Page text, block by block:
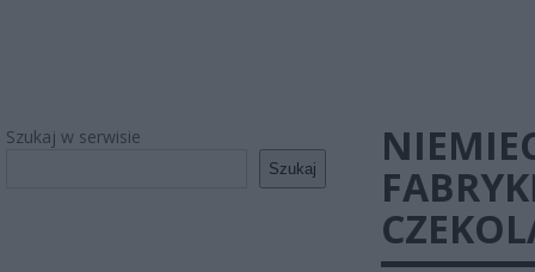
Szukaj w serwisie
Szukaj